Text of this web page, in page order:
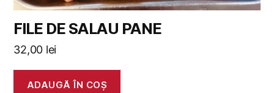
FILE DE SALAU PANE
32,00 lei
ADAUGĂ ÎN COȘ